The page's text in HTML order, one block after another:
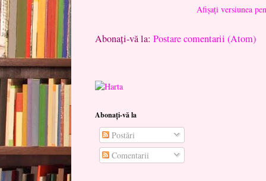
Afișați versiunea
Abonați-vă la: Postare comentarii (Atom)
Abonați-vă la
Postări
Comentarii